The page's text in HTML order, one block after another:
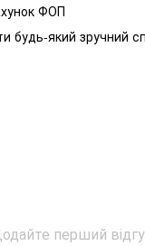
ФОП
будь-який зручний
перший